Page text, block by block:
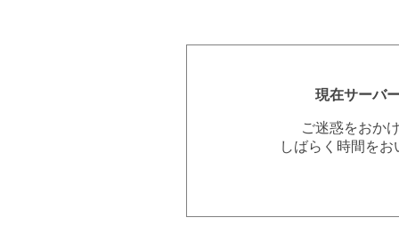
現在サーバ
ご迷惑をおか
しばらく時間を